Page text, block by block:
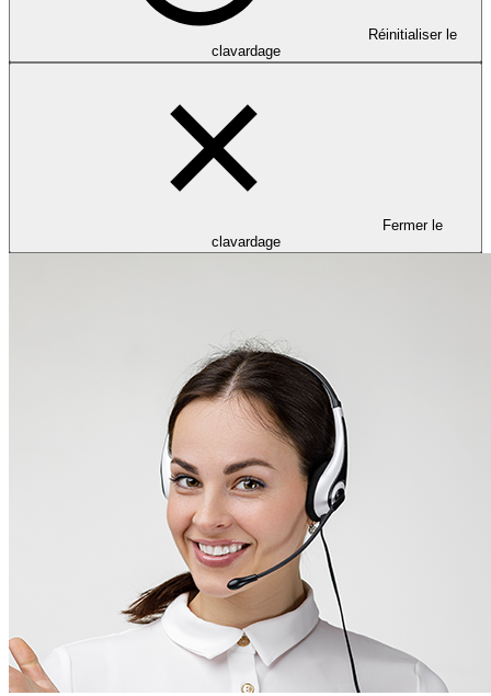
Réinitialiser le
clavardage
Fermer le
clavardage